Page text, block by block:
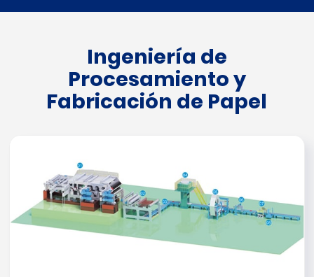
Ingeniería de
Procesamiento y
Fabricación de Papel